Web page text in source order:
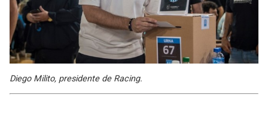
Diego Milito, presidente de Racing.